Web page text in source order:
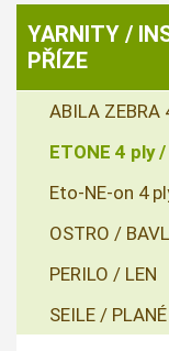
YARNITY /
PŘÍZE
ABILA ZEBRA
ETONE 4 ply
Eto-NE-on 4
OSTRO /
PERILO / LEN
SEILE /